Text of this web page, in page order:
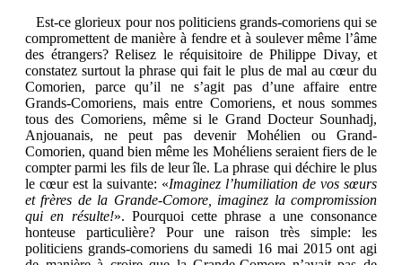
Est-ce glorieux pour nos politiciens grands-comoriens qui se
compromettent de manière à fendre et à soulever même l’âme
des étrangers? Relisez le réquisitoire de Philippe Divay, et
constatez surtout la phrase qui fait le plus de mal au cœur du
Comorien, parce qu’il ne s’agit pas d’une affaire entre
Grands-Comoriens, mais entre Comoriens, et nous sommes
tous des Comoriens, même si le Grand Docteur Sounhadj,
Anjouanais, ne peut pas devenir Mohélien ou Grand-
Comorien, quand bien même les Mohéliens seraient fiers de le
compter parmi les fils de leur île. La phrase qui déchire le plus
le cœur est la suivante: «Imaginez l’humiliation de vos sœurs
et frères de la Grande-Comore, imaginez la compromission
qui en résulte!». Pourquoi cette phrase a une consonance
honteuse particulière? Pour une raison très simple: les
politiciens grands-comoriens du samedi 16 mai 2015 ont agi